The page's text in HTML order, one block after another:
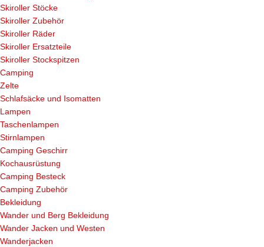
Skiroller Stöcke
Skiroller Zubehör
Skiroller Räder
Skiroller Ersatzteile
Skiroller Stockspitzen
Camping
Zelte
Schlafsäcke und Isomatten
Lampen
Taschenlampen
Stirnlampen
Camping Geschirr
Kochausrüstung
Camping Besteck
Camping Zubehör
Bekleidung
Wander und Berg Bekleidung
Wander Jacken und Westen
Wanderjacken